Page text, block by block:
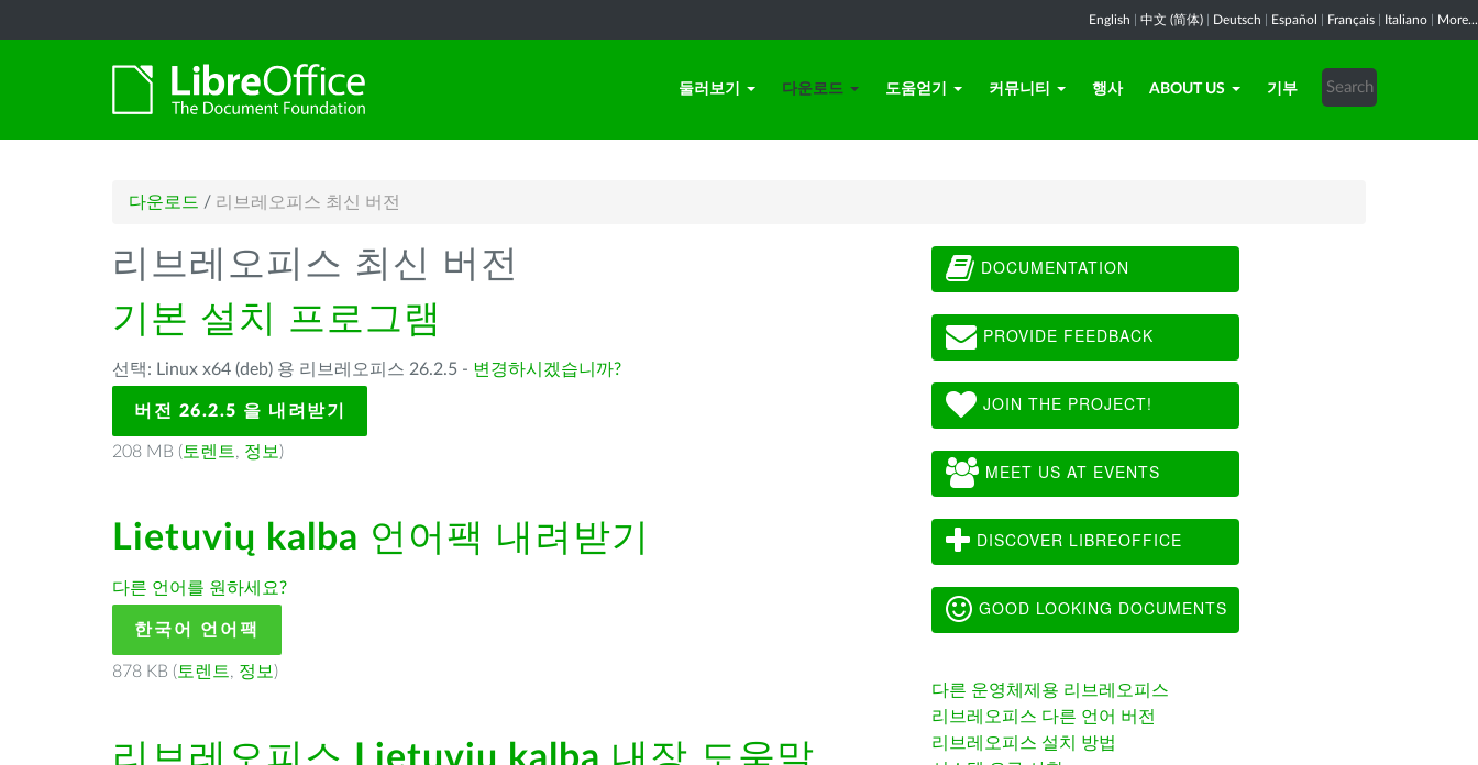
English 中文 (简体) Deutsch Español Français Italiano More...
둘러보기 다운로드 도움얻기 커뮤니티 행사 ABOUT US 기부
다운로드 / 리브레오피스 최신 버전
리브레오피스 최신 버전
기본 설치 프로그램
선택: Linux x64 (deb) 용 리브레오피스 26.2.5 - 변경하시겠습니까?
버전 26.2.5 을 내려받기
208 MB ( 토렌트, 정보 )
Lietuvių kalba 언어팩 내려받기
다른 언어를 원하세요?
한국어 언어팩
878 KB ( 토렌트, 정보 )
DOCUMENTATION
PROVIDE FEEDBACK
JOIN THE PROJECT!
MEET US AT EVENTS
DISCOVER LIBREOFFICE
GOOD LOOKING DOCUMENTS
다른 운영체제용 리브레오피스
리브레오피스 다른 언어 버전
리브레오피스 설치 방법